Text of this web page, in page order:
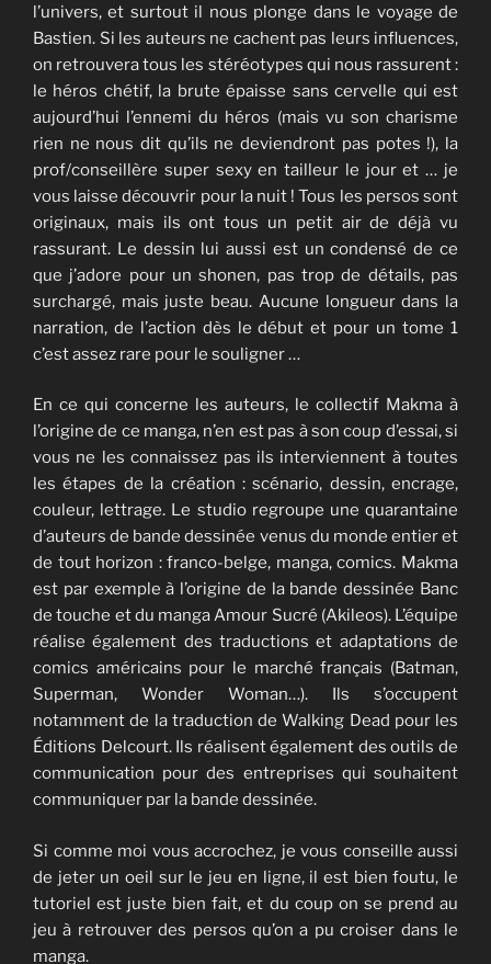
l’univers, et surtout il nous plonge dans le voyage de
Bastien. Si les auteurs ne cachent pas leurs influences,
on retrouvera tous les stéréotypes qui nous rassurent :
le héros chétif, la brute épaisse sans cervelle qui est
aujourd’hui l’ennemi du héros (mais vu son charisme
rien ne nous dit qu’ils ne deviendront pas potes !), la
prof/conseillère super sexy en tailleur le jour et … je
vous laisse découvrir pour la nuit ! Tous les persos sont
originaux, mais ils ont tous un petit air de déjà vu
rassurant. Le dessin lui aussi est un condensé de ce
que j’adore pour un shonen, pas trop de détails, pas
surchargé, mais juste beau. Aucune longueur dans la
narration, de l’action dès le début et pour un tome 1
c’est assez rare pour le souligner …
En ce qui concerne les auteurs, le collectif Makma à
l’origine de ce manga, n’en est pas à son coup d’essai, si
vous ne les connaissez pas ils interviennent à toutes
les étapes de la création : scénario, dessin, encrage,
couleur, lettrage. Le studio regroupe une quarantaine
d’auteurs de bande dessinée venus du monde entier et
de tout horizon : franco-belge, manga, comics. Makma
est par exemple à l’origine de la bande dessinée Banc
de touche et du manga Amour Sucré (Akileos). L’équipe
réalise également des traductions et adaptations de
comics américains pour le marché français (Batman,
Superman, Wonder Woman…). Ils s’occupent
notamment de la traduction de Walking Dead pour les
Éditions Delcourt. Ils réalisent également des outils de
communication pour des entreprises qui souhaitent
communiquer par la bande dessinée.
Si comme moi vous accrochez, je vous conseille aussi
de jeter un oeil sur le jeu en ligne, il est bien foutu, le
tutoriel est juste bien fait, et du coup on se prend au
jeu à retrouver des persos qu’on a pu croiser dans le
manga.